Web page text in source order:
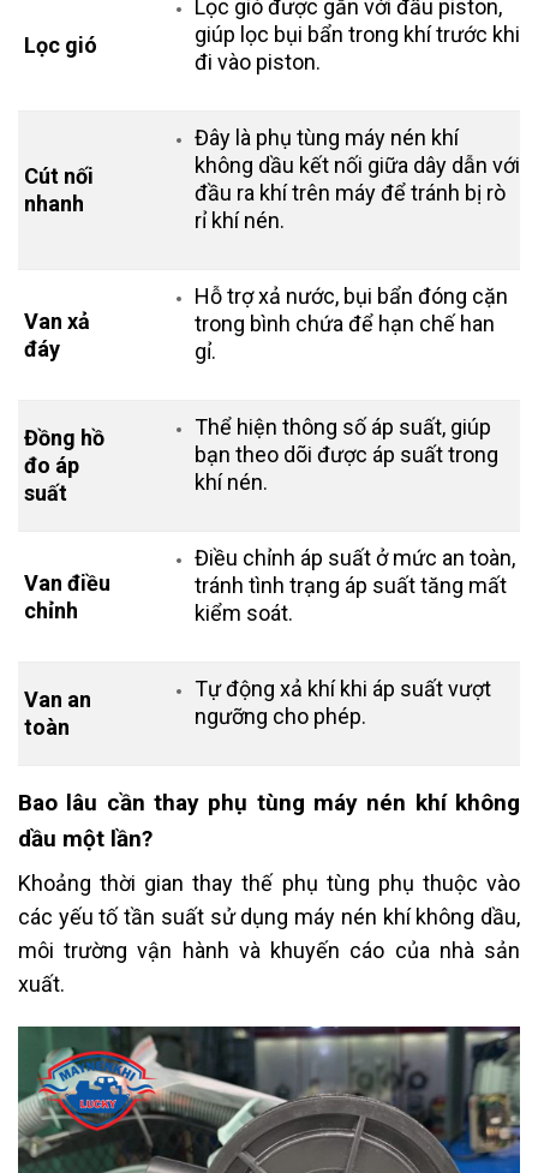
Lọc gió
Lọc gió được gắn với đầu piston,
giúp lọc bụi bẩn trong khí trước khi
đi vào piston.
Cút nối
nhanh
Đây là phụ tùng máy nén khí
không dầu kết nối giữa dây dẫn với
đầu ra khí trên máy để tránh bị rò
rỉ khí nén.
Van xả
đáy
Hỗ trợ xả nước, bụi bẩn đóng cặn
trong bình chứa để hạn chế han
gỉ.
Đồng hồ
đo áp
suất
Thể hiện thông số áp suất, giúp
bạn theo dõi được áp suất trong
khí nén.
Van điều
chỉnh
Điều chỉnh áp suất ở mức an toàn,
tránh tình trạng áp suất tăng mất
kiểm soát.
Van an
toàn
Tự động xả khí khi áp suất vượt
ngưỡng cho phép.
Bao lâu cần thay phụ tùng máy nén khí không
dầu một lần?
Khoảng thời gian thay thế phụ tùng phụ thuộc vào
các yếu tố tần suất sử dụng máy nén khí không dầu,
môi trường vận hành và khuyến cáo của nhà sản
xuất.